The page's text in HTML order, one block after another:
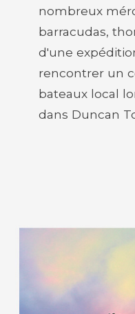
nombreux
barracudas,
d'une
rencontrer un
bateaux local
dans Duncan